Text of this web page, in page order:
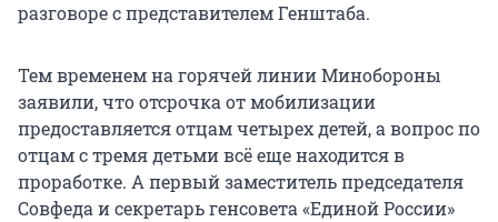
разговоре с представителем Генштаба.
Тем временем на горячей линии Минобороны
заявили, что отсрочка от мобилизации
предоставляется отцам четырех детей, а вопрос по
отцам с тремя детьми всё еще находится в
проработке. А первый заместитель председателя
Совфеда и секретарь генсовета «Единой России»